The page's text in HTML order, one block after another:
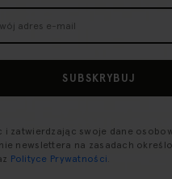
SUBSKRYBUJ
i zatwierdzając swoje dane
newslettera na zasadach
Polityce Prywatności.